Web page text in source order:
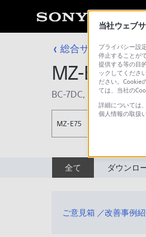
総合サポート・お
MZ-E75
BC-7DC, BC-9HS,BC-
MZ-E75
全て ダウンロ
ご意見箱 ／改善事例
当社ウェブ
プライバシー設
停止することが
提供する等の目
ックしてくださ
ださい。Cookie
ては、当社の
詳細については
個人情報の取扱